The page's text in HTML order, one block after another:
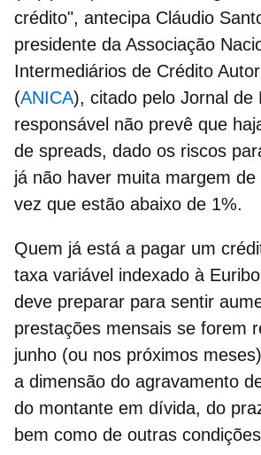
crédito", antecipa Cláudio
presidente da Associação
Intermediários de Crédito
(ANICA), citado pelo Jornal de
responsável não prevê que
de spreads, dado os riscos
já não haver muita margem
vez que estão abaixo de 1%.
Quem já está a pagar um
taxa variável indexado à
deve preparar para sentir
prestações mensais se forem
junho (ou nos próximos
a dimensão do agravamento
do montante em dívida, do
bem como de outras